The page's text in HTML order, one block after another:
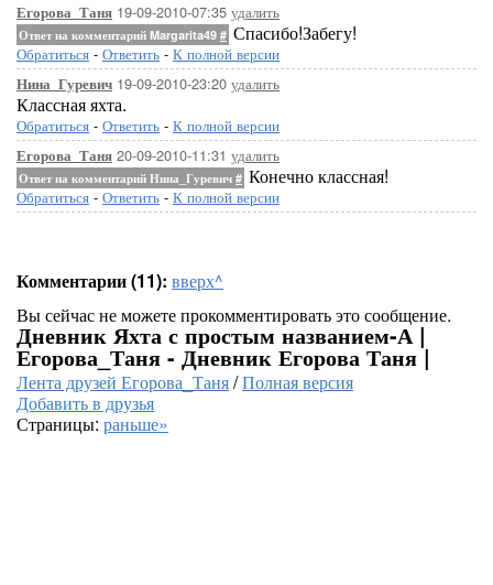
Егорова_Таня 19-09-2010-07:35 удалить
Ответ на комментарий Margarita49 # Спасибо!Забегу!
Обратиться - Ответить - К полной версии
Нина_Гуревич 19-09-2010-23:20 удалить
Классная яхта.
Обратиться - Ответить - К полной версии
Егорова_Таня 20-09-2010-11:31 удалить
Ответ на комментарий Нина_Гуревич # Конечно классная!
Обратиться - Ответить - К полной версии
Комментарии (11): вверх^
Вы сейчас не можете прокомментировать это сообщение.
Дневник Яхта с простым названием-А |
Егорова_Таня - Дневник Егорова Таня |
Лента друзей Егорова_Таня/Полная версия
Добавить в друзья
Страницы: раньше»